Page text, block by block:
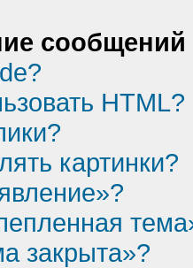
HTML?
картинки?
закрыта»?